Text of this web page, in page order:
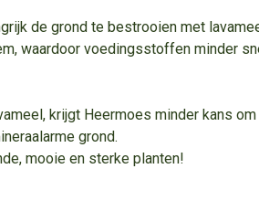
de grond te bestrooien met
waardoor voedingsstoffen minder
krijgt Heermoes minder kans
grond.
mooie en sterke planten!